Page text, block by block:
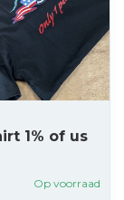
1% of us
Op voorraad